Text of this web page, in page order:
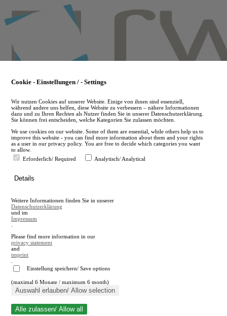
to
main
en
A
A
Suche schließen
Cookie - Einstellungen / - Settings
Wir nutzen Cookies auf unserer Website. Einige von ihnen sind essenziell,
während andere uns helfen, diese Website zu verbessern – nähere Informationen
dazu und zu Ihren Rechten als Nutzer finden Sie in unserer Datenschutzerklärung.
Sie können frei entscheiden, welche Kategorien Sie zulassen möchten.
We use cookies on our website. Some of them are essential, while others help us to
improve this website - you can find more information about them and your rights
as a user in our privacy policy. You are free to decide which categories you want
to allow.
Erforderlich/ Required
Analytisch/ Analytical
Details
Weitere Informationen finden Sie in unserer
Datenschutzerklärung
und im
Impressum
Please find more information in our
privacy statement
and
imprint
Einstellung speichern/ Save options
(maximal 6 Monate / maximum 6 month)
Auswahl erlauben/ Allow selection
Alle zulassen/ Allow all